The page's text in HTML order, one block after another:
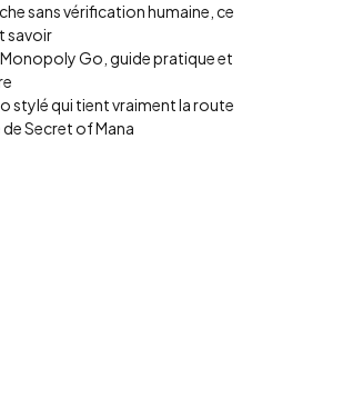
sans vérification humaine, ce
savoir
Go, guide pratique et
stylé qui tient vraiment la route
Secret of Mana